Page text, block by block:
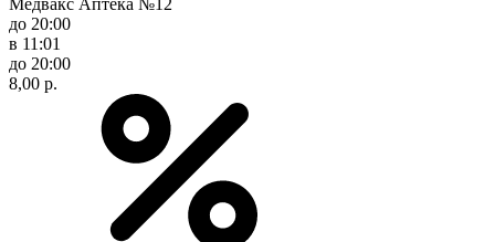
до 20:00
в 11:01
до 20:00
8,00 р.